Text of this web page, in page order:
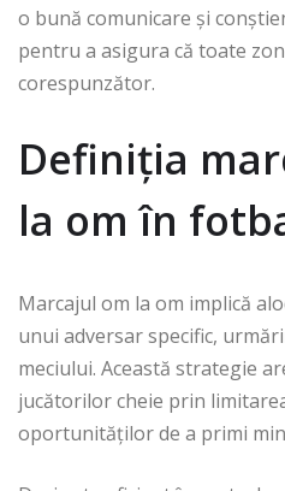
o bună comunicare și
pentru a asigura că toate
corespunzător.
Definiția
la om în
Marcajul om la om implică
unui adversar specific,
meciului. Această strategie
jucătorilor cheie prin
oportunităților de a primi